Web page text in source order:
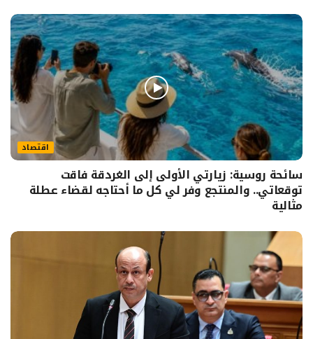
اقتصاد
سائحة روسية: زيارتي الأولى إلى الغردقة فاقت
توقعاتي.. والمنتجع وفر لي كل ما أحتاجه لقضاء عطلة
مثالية